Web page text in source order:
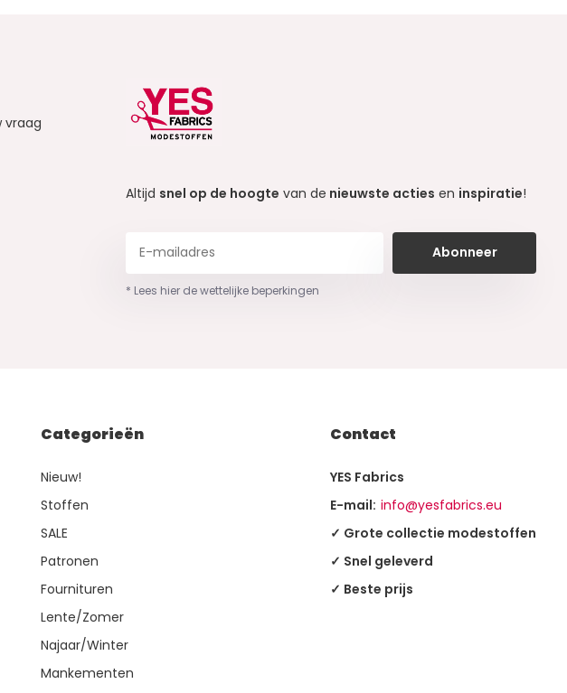
vraag
Altijd snel op de hoogte van de nieuwste acties en inspiratie!
Abonneer
* Lees hier de wettelijke beperkingen
Categorieën
Nieuw!
Stoffen
SALE
Patronen
Fournituren
Lente/Zomer
Najaar/Winter
Mankementen
Contact
YES Fabrics
E-mail: info@yesfabrics.eu
✓ Grote collectie modestoffen
✓ Snel geleverd
✓ Beste prijs